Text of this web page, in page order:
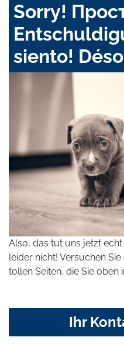
Sorry!
siento!
Also, das tut uns jetzt
leider nicht! Versuchen
tollen Seiten, die Sie oben
Ihr